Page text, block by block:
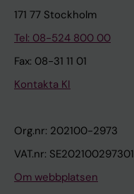
171 77 Stockholm
Tel: 08-524 800 00
Fax: 08-31 11 01
Kontakta KI
Org.nr: 202100-2973
VAT.nr: SE202100297301
Om webbplatsen